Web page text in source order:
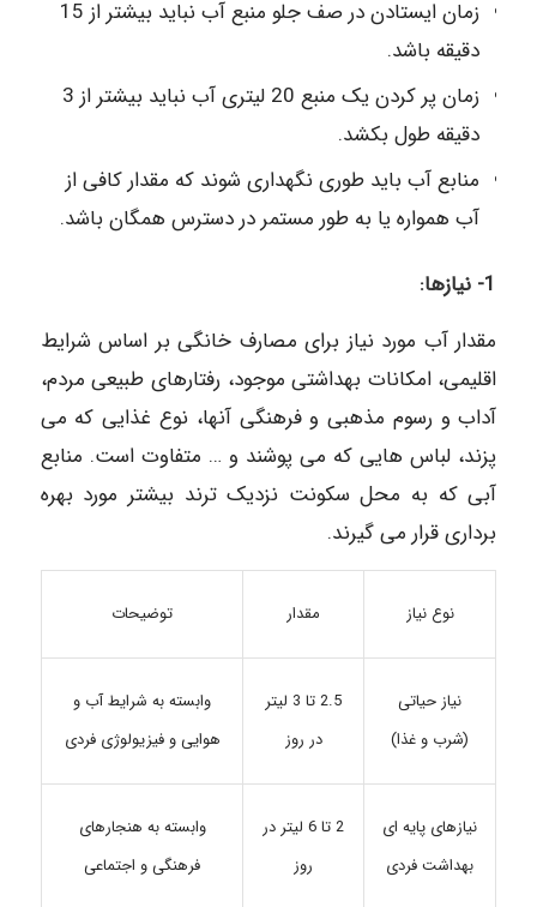
زمان ایستادن در صف جلو منبع آب نباید بیشتر از 15
دقیقه باشد.
زمان پر کردن یک منبع 20 لیتری آب نباید بیشتر از 3
دقیقه طول بکشد.
منابع آب باید طوری نگهداری شوند که مقدار کافی از
آب همواره یا به طور مستمر در دسترس همگان باشد.
1- نیازها:
مقدار آب مورد نیاز برای مصارف خانگی بر اساس شرایط
اقلیمی، امکانات بهداشتی موجود، رفتارهای طبیعی مردم،
آداب و رسوم مذهبی و فرهنگی آنها، نوع غذایی که می
پزند، لباس هایی که می پوشند و … متفاوت است. منابع
آبی که به محل سکونت نزدیک ترند بیشتر مورد بهره
برداری قرار می گیرند.
نوع نیاز مقدار توضیحات
نیاز حیاتی
(شرب و غذا)
2.5 تا 3 لیتر
در روز
وابسته به شرایط آب و
هوایی و فیزیولوژی فردی
نیازهای پایه ای
بهداشت فردی
2 تا 6 لیتر در
روز
وابسته به هنجارهای
فرهنگی و اجتماعی